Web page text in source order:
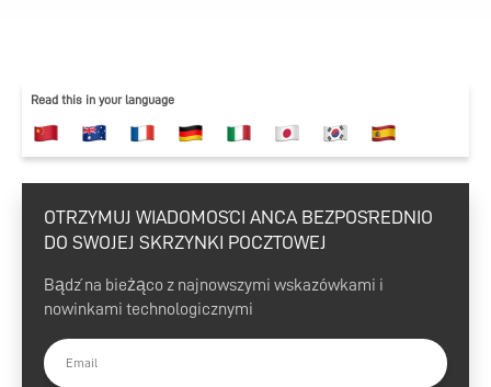
Read this in your language
OTRZYMUJ WIADOMOŚCI ANCA BEZPOŚREDNIO
DO SWOJEJ SKRZYNKI POCZTOWEJ
Bądź na bieżąco z najnowszymi wskazówkami i
nowinkami technologicznymi